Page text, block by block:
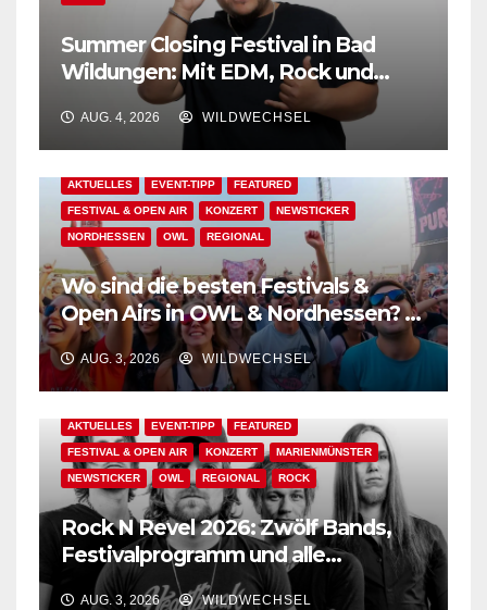
Summer Closing Festival in Bad
Wildungen: Mit EDM, Rock und
Festivalflair klingt der Sommer aus!
AUG. 4, 2026 WILDWECHSEL
AKTUELLES EVENT-TIPP FEATURED
FESTIVAL & OPEN AIR KONZERT NEWSTICKER
NORDHESSEN OWL REGIONAL
Wo sind die besten Festivals &
Open Airs in OWL & Nordhessen? –
Der Ww-Festival-Planer!
AUG. 3, 2026 WILDWECHSEL
AKTUELLES EVENT-TIPP FEATURED
FESTIVAL & OPEN AIR KONZERT MARIENMÜNSTER
NEWSTICKER OWL REGIONAL ROCK
Rock N Revel 2026: Zwölf Bands,
Festivalprogramm und alle
wichtigen Informationen!
AUG. 3, 2026 WILDWECHSEL